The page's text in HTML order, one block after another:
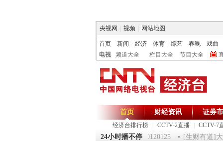
央视网 视频 网站地图
首页 新闻 经济 体育 综艺 春晚
戏曲
电视
频道大全 栏目大全 节目大全
首页
经济台排行榜 CCTV-2直播 CCTV-7
财经资讯 证券
24小时播不停
《第一时间》 20120125 [生财有道]大集